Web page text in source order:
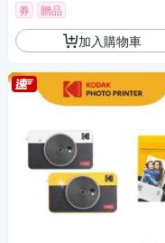
券 贈品
加入購物車